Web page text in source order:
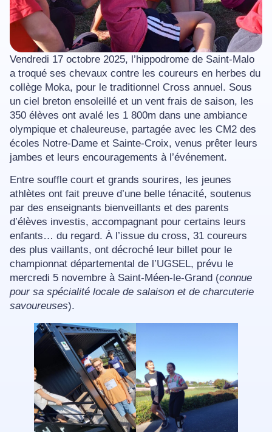
Vendredi 17 octobre 2025, l’hippodrome de Saint-Malo
a troqué ses chevaux contre les coureurs en herbes du
collège Moka, pour le traditionnel Cross annuel. Sous
un ciel breton ensoleillé et un vent frais de saison, les
350 élèves ont avalé les 1 800m dans une ambiance
olympique et chaleureuse, partagée avec les CM2 des
écoles Notre-Dame et Sainte-Croix, venus prêter leurs
jambes et leurs encouragements à l’événement.
Entre souffle court et grands sourires, les jeunes
athlètes ont fait preuve d’une belle ténacité, soutenus
par des enseignants bienveillants et des parents
d’élèves investis, accompagnant pour certains leurs
enfants… du regard. À l’issue du cross, 31 coureurs
des plus vaillants, ont décroché leur billet pour le
championnat départemental de l’UGSEL, prévu le
mercredi 5 novembre à Saint-Méen-le-Grand (connue
pour sa spécialité locale de salaison et de charcuterie
savoureuses).